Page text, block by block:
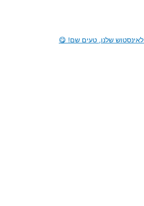
לאינסטוש שלנו, טעים שם! 😋